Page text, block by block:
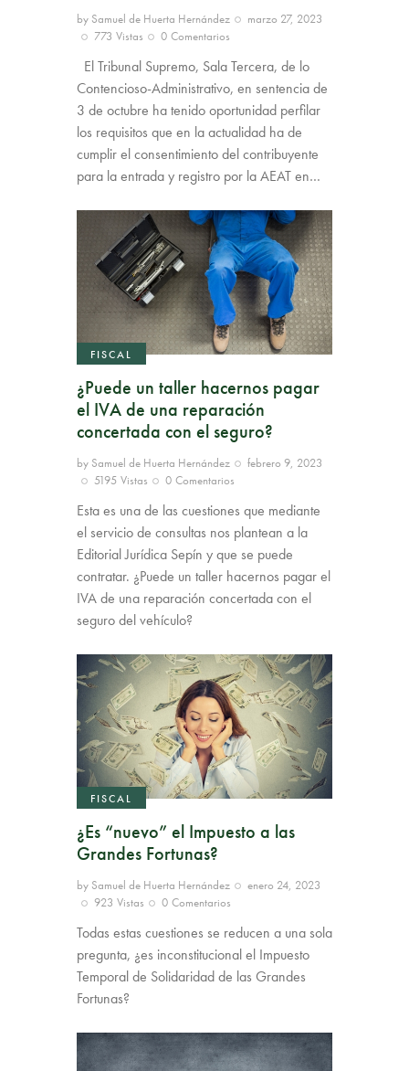
by Samuel de Huerta Hernández
marzo 27, 2023
773 Vistas 0 Comentarios
El Tribunal Supremo, Sala Tercera, de lo
Contencioso-Administrativo, en sentencia de
3 de octubre ha tenido oportunidad perfilar
los requisitos que en la actualidad ha de
cumplir el consentimiento del contribuyente
para la entrada y registro por la AEAT en…
FISCAL
¿Puede un taller hacernos pagar
el IVA de una reparación
concertada con el seguro?
by Samuel de Huerta Hernández
febrero 9, 2023
5195 Vistas 0 Comentarios
Esta es una de las cuestiones que mediante
el servicio de consultas nos plantean a la
Editorial Jurídica Sepín y que se puede
contratar. ¿Puede un taller hacernos pagar el
IVA de una reparación concertada con el
seguro del vehículo?
FISCAL
¿Es “nuevo” el Impuesto a las
Grandes Fortunas?
by Samuel de Huerta Hernández
enero 24, 2023
923 Vistas 0 Comentarios
Todas estas cuestiones se reducen a una sola
pregunta, ¿es inconstitucional el Impuesto
Temporal de Solidaridad de las Grandes
Fortunas?